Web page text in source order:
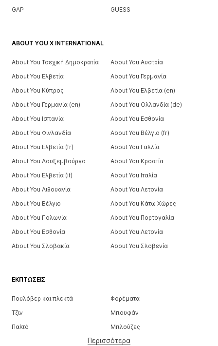
GAP
GUESS
ΕΚΠΤΏΣΕΙΣ
Πουλόβερ και πλεκτά
Φορέματα
Τζιν
Μπουφάν
Παλτό
Μπλούζες
Εσώρουχα
Περισσότερα
ABOUT YOU X INTERNATIONAL
About You Τσεχική Δημοκρατία
About You Αυστρία
About You Ελβετία
About You Γερμανία
About You Κύπρος
About You Ελβετία (en)
About You Γερμανία (en)
About You Ολλανδία (de)
About You Ισπανία
About You Εσθονία
About You Φινλανδία
About You Βέλγιο (fr)
About You Ελβετία (fr)
About You Γαλλία
About You Λουξεμβούργο
About You Κροατία
About You Ελβετία (it)
About You Ιταλία
About You Λιθουανία
About You Λετονία
About You Βέλγιο
About You Κάτω Χώρες
About You Πολωνία
About You Πορτογαλία
About You Εσθονία
About You Λετονία
About You Σλοβακία
About You Σλοβενία